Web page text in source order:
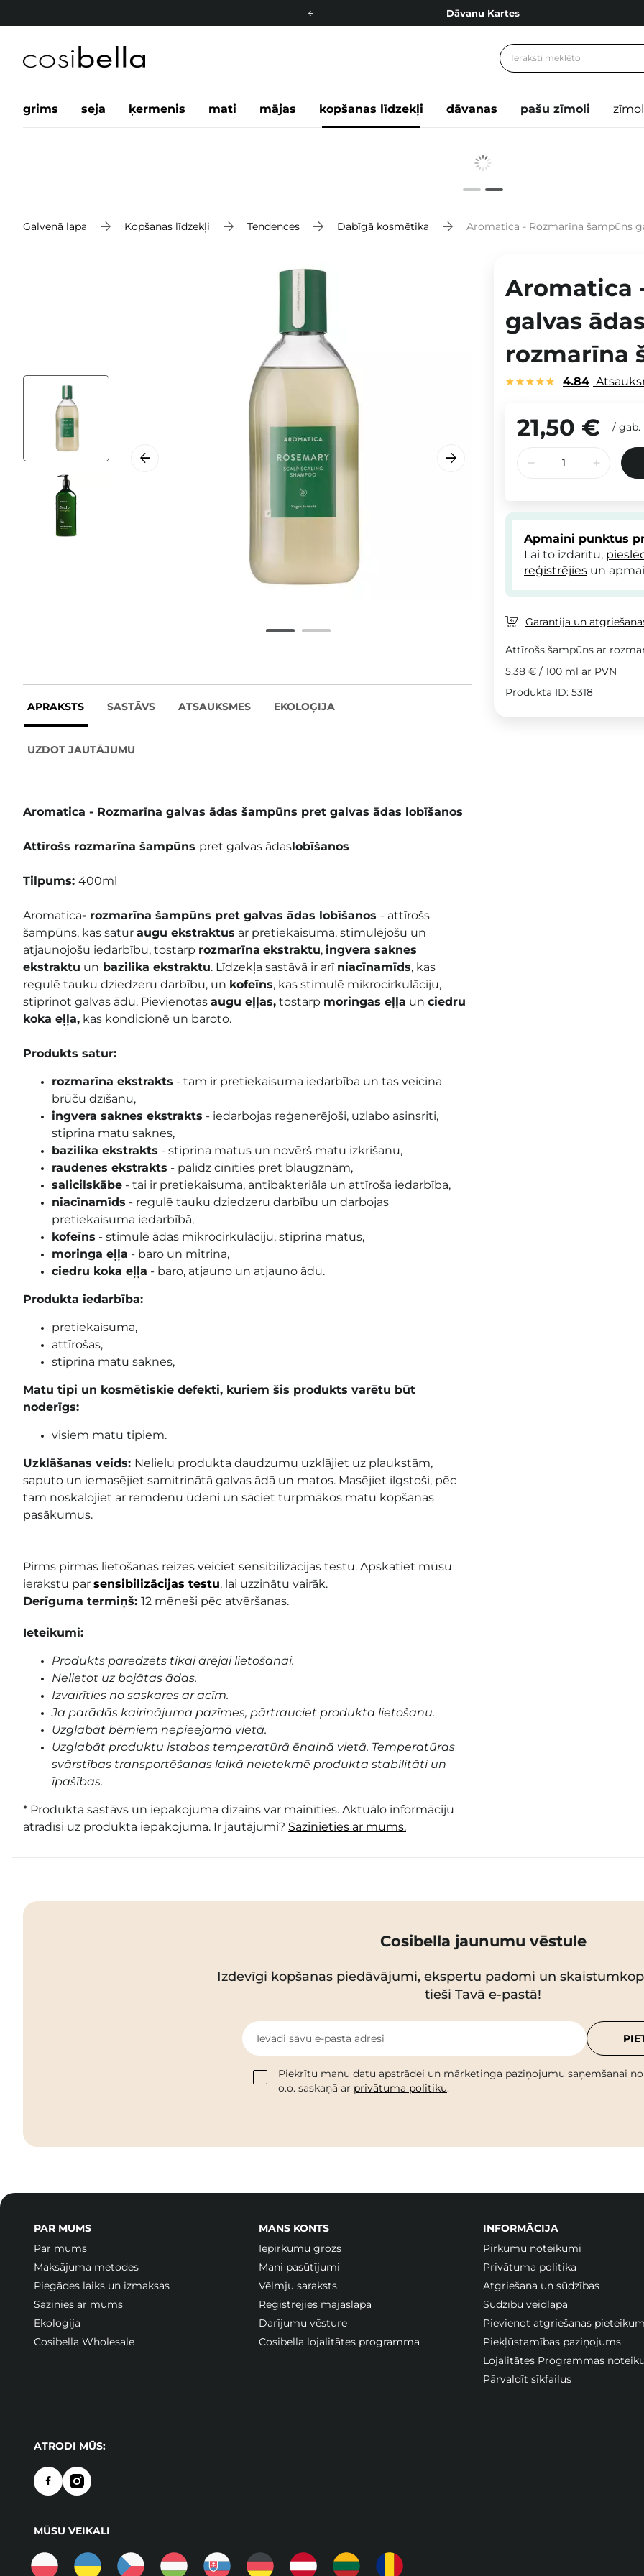
Dāvanu Kartes
Bezmaskas piegāde no 49,00 €
grims seja ķermenis mati mājas kopšanas līdzekļi dāvanas pašu zīmoli
Galvenā lapa Kopšanas līdzekļi Tendences Dabīgā kosmētika Aromatica - Rozmarīna šampūns
APRAKSTS SASTĀVS ATSAUKSMES EKOLOĢIJA
UZDOT JAUTĀJUMU
Aromatica - Rozmarīna galvas ādas šampūns pret galvas ādas lobīšanos
Attīrošs rozmarīna šampūns pret galvas ādaslobīšanos
Tilpums: 400ml
Aromatica- rozmarīna šampūns pret galvas ādas lobīšanos - attīrošs
šampūns, kas satur augu ekstraktus ar pretiekaisuma, stimulējošu un
atjaunojošu iedarbību, tostarp rozmarīna ekstraktu, ingvera saknes
ekstraktu un bazilika ekstraktu. Līdzekļa sastāvā ir arī niacīnamīds, kas
regulē tauku dziedzeru darbību, un kofeīns, kas stimulē mikrocirkulāciju,
stiprinot galvas ādu. Pievienotas augu eļļas, tostarp moringas eļļa un ciedru
koka eļļa, kas kondicionē un baroto.
Produkts satur:
rozmarīna ekstrakts - tam ir pretiekaisuma iedarbība un tas veicina
brūču dzīšanu,
ingvera saknes ekstrakts - iedarbojas reģenerējoši, uzlabo asinsriti,
stiprina matu saknes,
bazilika ekstrakts - stiprina matus un novērš matu izkrišanu,
raudenes ekstrakts - palīdz cīnīties pret blaugznām,
salicilskābe - tai ir pretiekaisuma, antibakteriāla un attīroša iedarbība,
niacīnamīds - regulē tauku dziedzeru darbību un darbojas
pretiekaisuma iedarbībā,
kofeīns - stimulē ādas mikrocirkulāciju, stiprina matus,
moringa eļļa - baro un mitrina,
ciedru koka eļļa - baro, atjauno un atjauno ādu.
Produkta iedarbība:
pretiekaisuma,
attīrošas,
stiprina matu saknes,
Matu tipi un kosmētiskie defekti, kuriem šis produkts varētu būt
noderīgs:
visiem matu tipiem.
Uzklāšanas veids: Nelielu produkta daudzumu uzklājiet uz plaukstām,
saputo un iemasējiet samitrinātā galvas ādā un matos. Masējiet ilgstoši, pēc
tam noskalojiet ar remdenu ūdeni un sāciet turpmākos matu kopšanas
pasākumus.
Pirms pirmās lietošanas reizes veiciet sensibilizācijas testu. Apskatiet mūsu
ierakstu par sensibilizācijas testu, lai uzzinātu vairāk.
Derīguma termiņš: 12 mēneši pēc atvēršanas.
Ieteikumi:
Produkts paredzēts tikai ārējai lietošanai.
Nelietot uz bojātas ādas.
Izvairīties no saskares ar acīm.
Ja parādās kairinājuma pazīmes, pārtrauciet produkta lietošanu.
Uzglabāt bērniem nepieejamā vietā.
Uzglabāt produktu istabas temperatūrā ēnainā vietā. Temperatūras
svārstības transportēšanas laikā neietekmē produkta stabilitāti un
īpašības.
* Produkta sastāvs un iepakojuma dizains var mainīties. Aktuālo informāciju
atradīsi uz produkta iepakojuma. Ir jautājumi? Sazinieties ar mums.
Aromatica
galvas
rozmarīna
4.84
21,50 € / gab.
Apmaini punktus
Lai to izdarītu,
reģistrējies un
Garantija un
Attīrošs šampūns ar
5,38 € / 100 ml ar PVN
Produkta ID: 5318
Cosibella jaunumu vēstule
Izdevīgi kopšanas piedāvājumi, ekspertu padomi un
tieši Tavā e-pastā!
Ievadi savu e-pasta adresi
Piekrītu manu datu apstrādei un mārketinga paziņojumu saņemšanai no
o.o. saskaņā ar privātuma politiku.
PAR MUMS
Par mums
Maksājuma metodes
Piegādes laiks un izmaksas
Sazinies ar mums
Ekoloģija
Cosibella Wholesale
MANS KONTS
Iepirkumu grozs
Mani pasūtījumi
Vēlmju saraksts
Reģistrējies mājaslapā
Darījumu vēsture
Cosibella lojalitātes programma
INFORMĀCIJA
Pirkumu noteikumi
Privātuma politika
Atgriešana un sūdzības
Sūdzību veidlapa
Pievienot atgriešanas
Piekļūstamības paziņojums
Lojalitātes Programmas
Pārvaldīt sīkfailus
ATRODI MŪS:
MŪSU VEIKALI